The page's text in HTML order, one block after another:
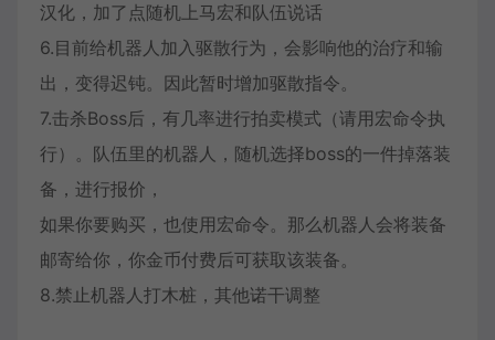
汉化，加了点随机上马宏和队伍说话
6.目前给机器人加入驱散行为，会影响他的治疗和输
出，变得迟钝。因此暂时增加驱散指令。
7.击杀Boss后，有几率进行拍卖模式（请用宏命令执
行）。队伍里的机器人，随机选择boss的一件掉落装
备，进行报价，
如果你要购买，也使用宏命令。那么机器人会将装备
邮寄给你，你金币付费后可获取该装备。
8.禁止机器人打木桩，其他诺干调整